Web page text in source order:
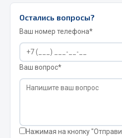
Режущий инструмент
Силовое оборудование
Слесарный инструмент
Столярный инструмент
Весь раздел
Остались вопросы?
Ваш номер телефона*
Ваш вопрос*
Нажимая на кнопку